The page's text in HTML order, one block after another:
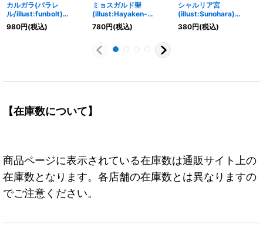
カルガラ(パラレ
ル/illust:funbolt)
【L/P】{OP08-098}
980円(税込)
ミョスガルド聖
(illust:Hayaken-
sarena)【C】{OP13-
092}
780円(税込)
シャルリア宮
(illust:Sunohara)
【UC】{OP13-086}
380円(税込)
【在庫数について】
商品ページに表示されている在庫数は通販サイト上の
在庫数となります。各店舗の在庫数とは異なりますの
でご注意ください。